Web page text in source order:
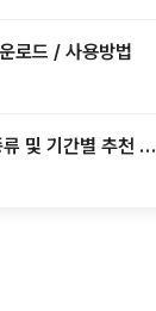
드 / 사용방법
및 기간별 추천 방